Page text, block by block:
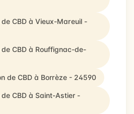
CBD à Vieux-Mareuil -
CBD à Rouffignac-de-
de CBD à Borrèze - 24590
CBD à Saint-Astier -